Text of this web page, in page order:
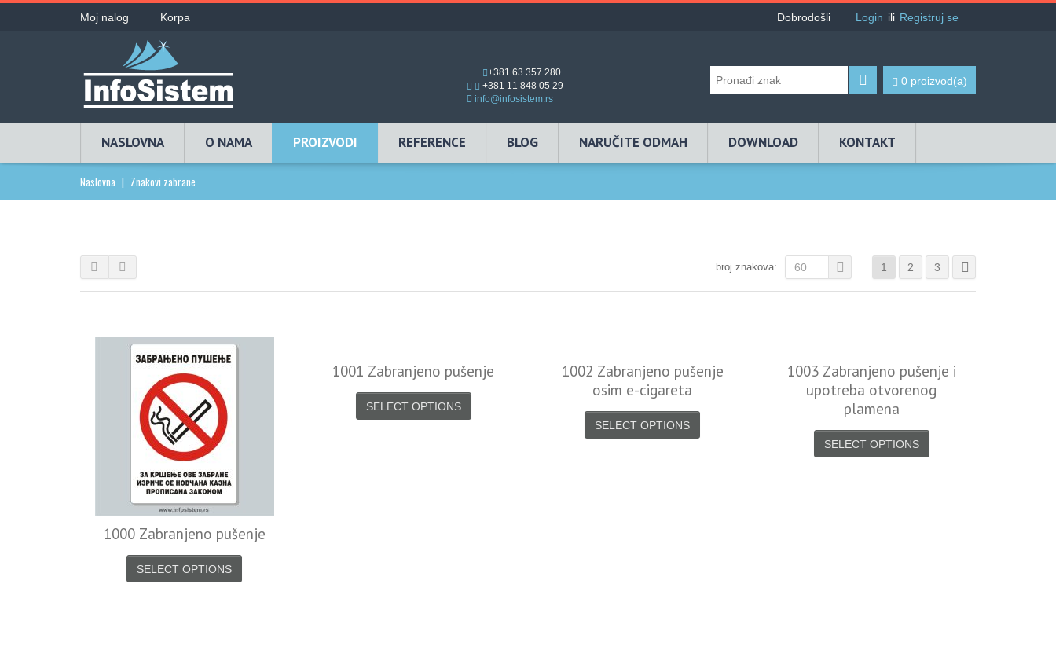
Moj nalog Korpa Dobrodošli Login ili Registruj se
0 proizvod(a)
+381 63 357 280
+381 11 848 05 29
info@infosistem.rs
NASLOVNA O NAMA PROIZVODI REFERENCE BLOG NARUČITE ODMAH DOWNLOAD KONTAKT
Naslovna | Znakovi zabrane
1 2 3
broj znakova: 60
1000 Zabranjeno pušenje
SELECT OPTIONS
1001 Zabranjeno pušenje
SELECT OPTIONS
1002 Zabranjeno pušenje
osim e-cigareta
SELECT OPTIONS
1003 Zabranjeno pušenje i
upotreba otvorenog
plamena
SELECT OPTIONS